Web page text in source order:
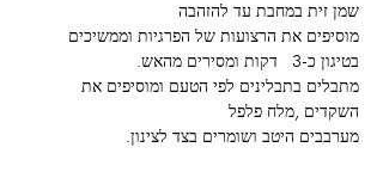
שמן זית במחבת עד להזהבה
מוסיפים את הרצועות של הפרגיות וממשיכים
בטיגון כ-3  דקות ומסירים מהאש.
מתבלים בתבלינים לפי הטעם ומוסיפים את
השקדים ,מלח פלפל
מערבבים היטב ושומרים בצד לצינון.